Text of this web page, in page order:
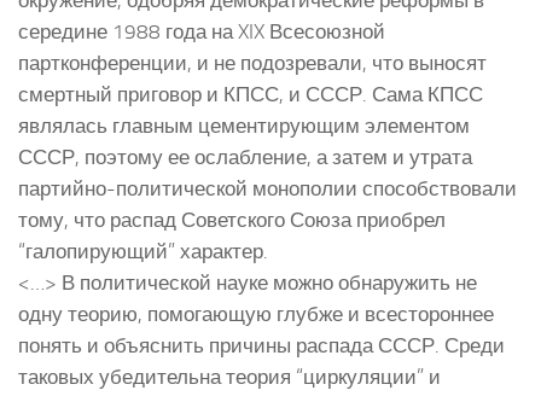
середине 1988 года на XIX Всесоюзной
партконференции, и не подозревали, что выносят
смертный приговор и КПСС, и СССР. Сама КПСС
являлась главным цементирующим элементом
СССР, поэтому ее ослабление, а затем и утрата
партийно-политической монополии способствовали
тому, что распад Советского Союза приобрел
“галопирующий” характер.
<…> В политической науке можно обнаружить не
одну теорию, помогающую глубже и всестороннее
понять и объяснить причины распада СССР. Среди
таковых убедительна теория “циркуляции” и